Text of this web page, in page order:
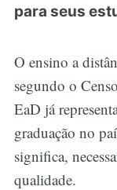
para seus
O ensino a
segundo o
EaD já
graduação no
significa,
qualidade.